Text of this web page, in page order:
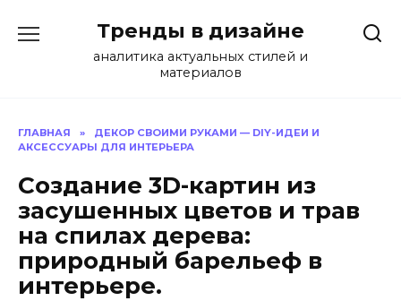
содержанию
Тренды в дизайне
аналитика актуальных стилей и
материалов
ГЛАВНАЯ »
ДЕКОР СВОИМИ РУКАМИ — DIY-ИДЕИ И
АКСЕССУАРЫ ДЛЯ ИНТЕРЬЕРА
Создание 3D-картин из
засушенных цветов и трав
на спилах дерева:
природный барельеф в
интерьере.